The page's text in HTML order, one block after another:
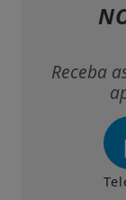
Receba